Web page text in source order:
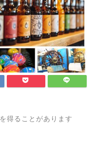
得ることがあります